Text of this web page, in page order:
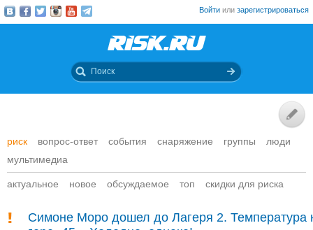
Войти или зарегистрироваться
риск вопрос-ответ события снаряжение группы
люди
мультимедиа
актуальное новое обсуждаемое топ скидки для риска
Симоне Моро дошел до Лагеря 2. Температура